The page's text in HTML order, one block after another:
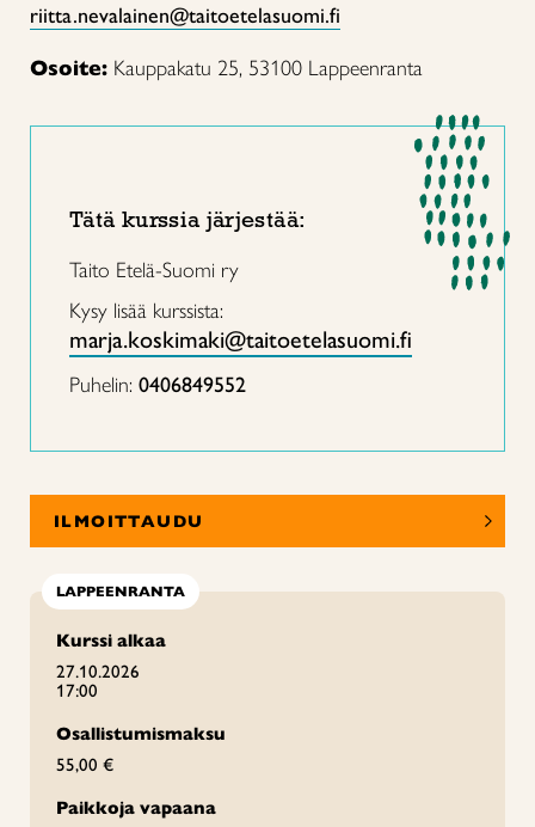
riitta.nevalainen@taitoetelasuomi.fi
Osoite: Kauppakatu 25, 53100 Lappeenranta
Tätä kurssia järjestää:
Taito Etelä-Suomi ry
Kysy lisää kurssista:
marja.koskimaki@taitoetelasuomi.fi
Puhelin: 0406849552
ILMOITTAUDU
LAPPEENRANTA
Kurssi alkaa
27.10.2026
17:00
Osallistumismaksu
55,00 €
Paikkoja vapaana